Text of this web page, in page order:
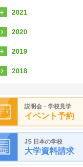
2021
2020
2019
2018
説明会・学校見学
イベント予約
JS 日本の学校
大学資料請求